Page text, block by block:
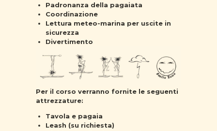
Padronanza della pagaiata
Coordinazione
Lettura meteo-marina per uscite in
sicurezza
Divertimento
Per il corso verranno fornite le seguenti
attrezzature:
Tavola e pagaia
Leash (su richiesta)